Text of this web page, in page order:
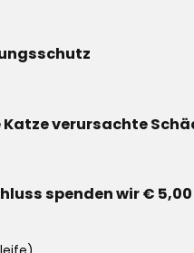
verursachte
spenden wir €